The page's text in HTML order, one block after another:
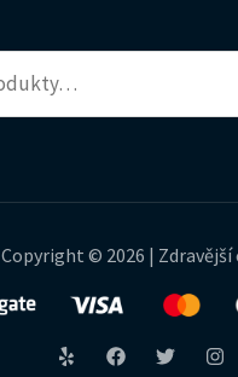
Copyright © 2026 | Zdravější